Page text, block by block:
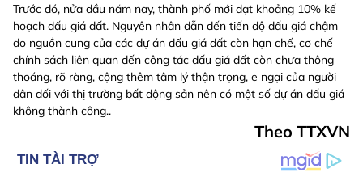
Trước đó, nửa đầu năm nay, thành phố mới đạt khoảng 10% kế
hoạch đấu giá đất. Nguyên nhân dẫn đến tiến độ đấu giá chậm
do nguồn cung của các dự án đấu giá đất còn hạn chế, cơ chế
chính sách liên quan đến công tác đấu giá đất còn chưa thông
thoáng, rõ ràng, cộng thêm tâm lý thận trọng, e ngại của người
dân đối với thị trường bất động sản nên có một số dự án đấu giá
không thành công..
Theo TTXVN